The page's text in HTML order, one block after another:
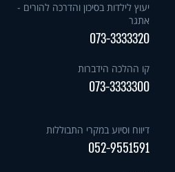
יעוץ לילדות בסיכון והדרכה להורים -
אתגר
073-3333320
קו ההלכה הידברות
073-3333300
דיווח וסיוע במקרי התבוללות
052-9551591